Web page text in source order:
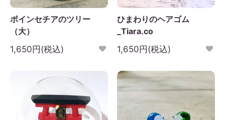
ポインセチアのツリー
（大）
1,650円(税込)
ひまわりのヘアゴム
_Tiara.co
1,650円(税込)